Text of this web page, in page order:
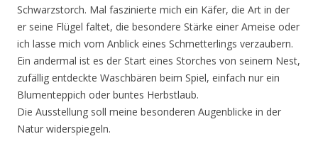
Schwarzstorch. Mal faszinierte mich ein Käfer, die Art in der
er seine Flügel faltet, die besondere Stärke einer Ameise oder
ich lasse mich vom Anblick eines Schmetterlings verzaubern.
Ein andermal ist es der Start eines Storches von seinem Nest,
zufällig entdeckte Waschbären beim Spiel, einfach nur ein
Blumenteppich oder buntes Herbstlaub.
Die Ausstellung soll meine besonderen Augenblicke in der
Natur widerspiegeln.